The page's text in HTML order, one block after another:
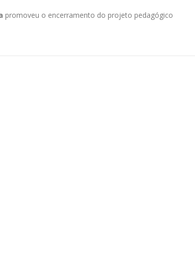
promoveu o encerramento do projeto pedagógico